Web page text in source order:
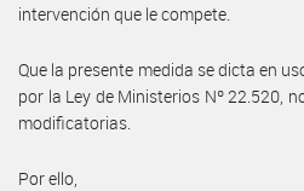
intervención que le compete.
Que la presente medida se dicta en
por la Ley de Ministerios Nº 22.520,
modificatorias.
Por ello,